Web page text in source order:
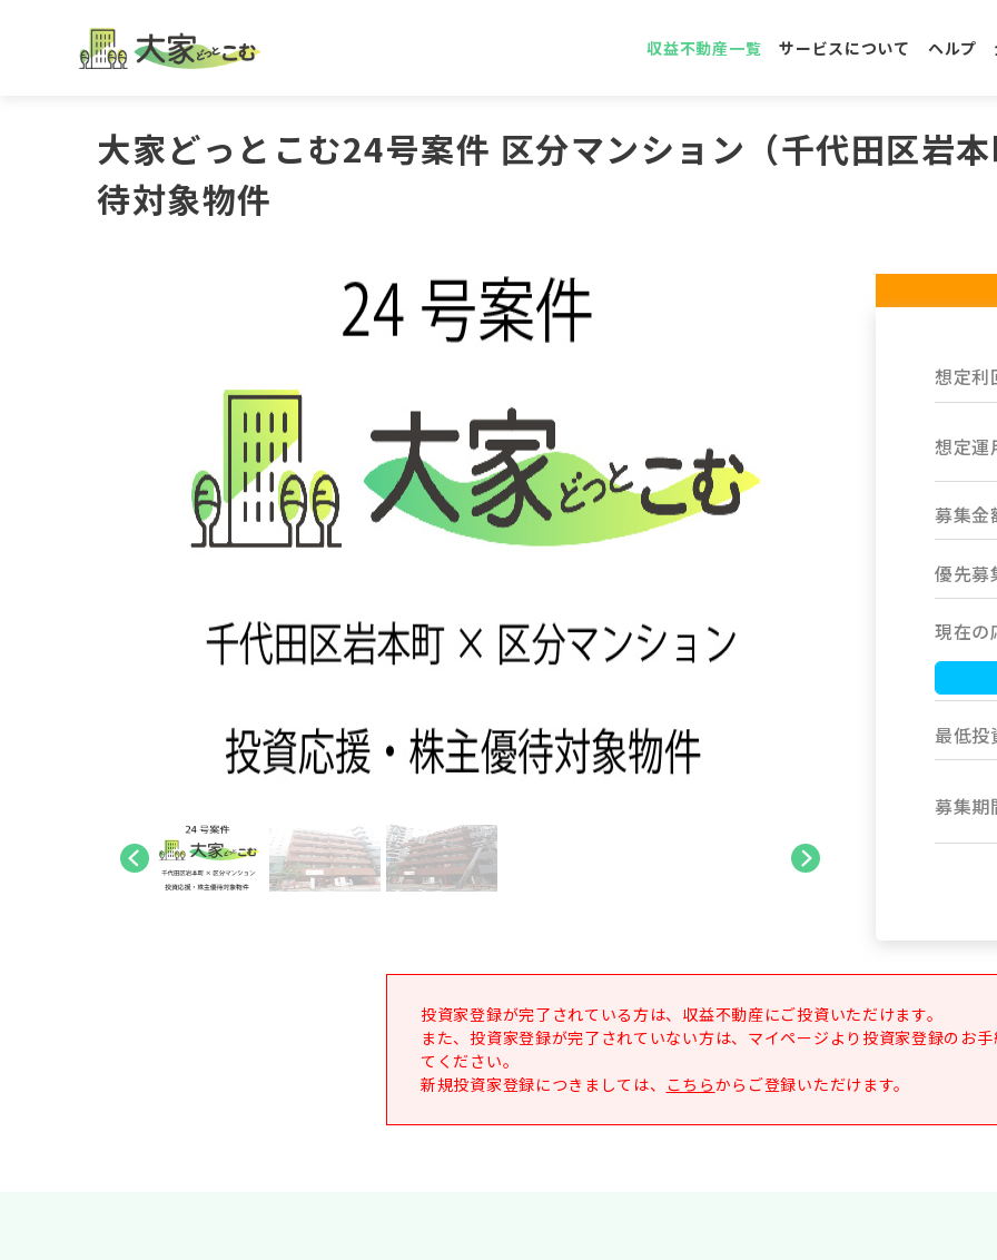
収益不動産一覧 サービスについて ヘルプ
大家どっとこむ24号案件 区分マンション（千代田区岩
待対象物件
想定利
想定運
募集金
優先募
現在の
最低投
募集期
投資家登録が完了されている方は、収益不動産にご投資いただけます。
また、投資家登録が完了されていない方は、マイページより投資家登録のお
てください。
新規投資家登録につきましては、 こちらからご登録いただけます。